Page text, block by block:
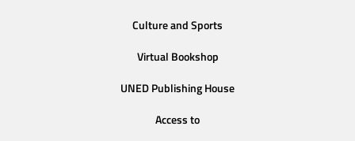
Culture and Sports
Virtual Bookshop
UNED Publishing House
Access to